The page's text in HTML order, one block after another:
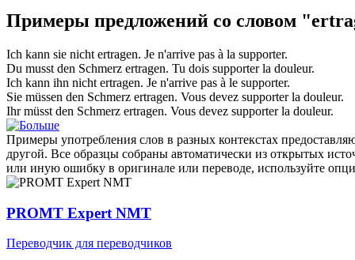
Примеры предложений со словом
Ich kann sie nicht ertragen. Je n'arrive pas à la supporter.
Du musst den Schmerz ertragen. Tu dois supporterla douleur.
Ich kann ihn nicht ertragen. Je n'arrive pas à le supporter.
Sie müssen den Schmerz ertragen. Vous devez supporterla douleur.
Ihr müsst den Schmerz ertragen. Vous devez supporterla douleur.
Примеры употребления слов в разных контекстах
другой. Все образцы собраны автоматически из открытых
или иную ошибку в оригинале или переводе, используйте
PROMT Expert NMT
Переводчик для переводчиков